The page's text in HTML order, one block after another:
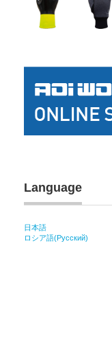
Language
日本語
ロシア語(Русский)